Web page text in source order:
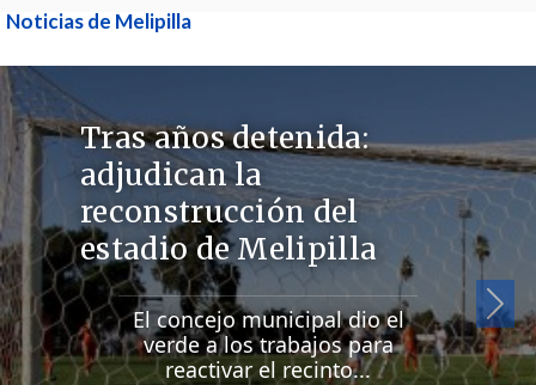
Noticias de Melipilla
Tras años detenida:
adjudican la
reconstrucción del
estadio de Melipilla
El concejo municipal dio el
verde a los trabajos para
reactivar el recinto...